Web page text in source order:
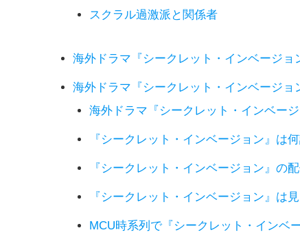
スクラル過激派と関係者
海外ドラマ『シークレット・インベージョ
海外ドラマ『シークレット・インベージョ
海外ドラマ『シークレット・インベー
『シークレット・インベージョン』は
『シークレット・インベージョン』の
『シークレット・インベージョン』は
MCU時系列で『シークレット・インベ